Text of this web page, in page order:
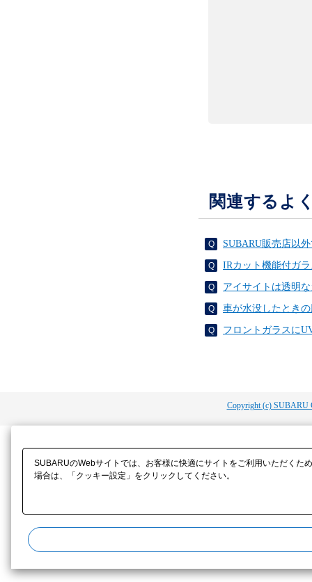
関連するよ
SUBARU販売店以
IRカット機能付ガ
アイサイトは透明
車が水没したとき
フロントガラスに
Copyright (c) SUBARU
SUBARUのWebサイトでは、お客様に快適にサイトをご利用いただく
場合は、「クッキー設定」をクリックしてください。​